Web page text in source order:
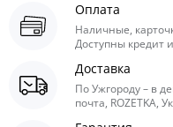
Оплата
Наличные,
Доступны кредит
Доставка
По Ужгороду – в
почта, ROZETKA,